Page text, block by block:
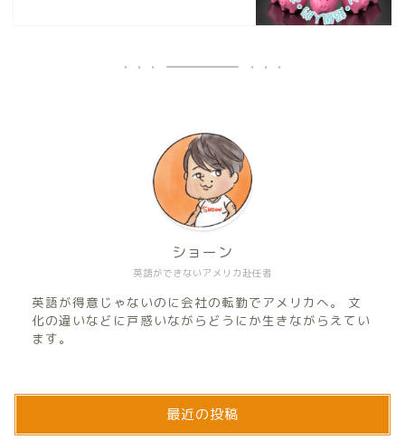
英語ができないアメリカ赴任者
ショーン
英語が得意じゃないのに会社の転勤でアメリカへ。 文
化の違いなどに戸惑いながらどうにか生きながらえてい
ます。
最近の投稿